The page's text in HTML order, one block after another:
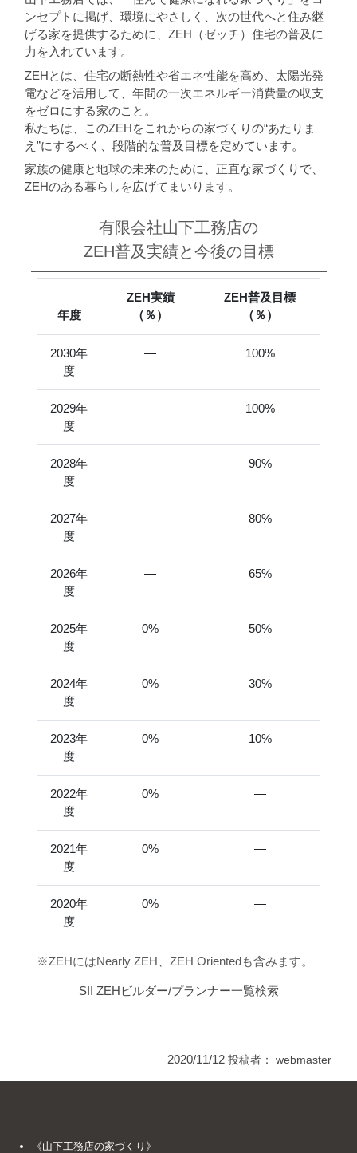
ンセプトに掲げ、環境にやさしく、次の世代へと住み継
げる家を提供するために、ZEH（ゼッチ）住宅の普及に
力を入れています。
ZEHとは、住宅の断熱性や省エネ性能を高め、太陽光発
電などを活用して、年間の一次エネルギー消費量の収支
をゼロにする家のこと。
私たちは、このZEHをこれからの家づくりの“あたりま
え”にするべく、段階的な普及目標を定めています。
家族の健康と地球の未来のために、正直な家づくりで、
ZEHのある暮らしを広げてまいります。
有限会社山下工務店の
ZEH普及実績と今後の目標
年度
ZEH実績
（％）
ZEH普及目標
（％）
2030年
度
― 100%
2029年
度
― 100%
2028年
度
― 90%
2027年
度
― 80%
2026年
度
― 65%
2025年
度
0% 50%
2024年
度
0% 30%
2023年
度
0% 10%
2022年
度
0% ―
2021年
度
0% ―
2020年
度
0% ―
※ZEHにはNearly ZEH、ZEH Orientedも含みます。
SII ZEHビルダー/プランナー一覧検索
2020/11/12 投稿者： webmaster
《山下工務店の家づくり》